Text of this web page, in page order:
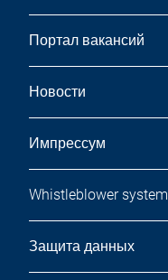
Портал вакансий
Новости
Импрессум
Whistleblower system
Защита данных